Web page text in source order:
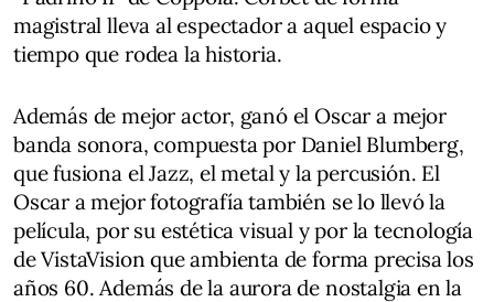
magistral lleva al espectador a aquel espacio y
tiempo que rodea la historia.
Además de mejor actor, ganó el Oscar a mejor
banda sonora, compuesta por Daniel Blumberg,
que fusiona el Jazz, el metal y la percusión. El
Oscar a mejor fotografía también se lo llevó la
película, por su estética visual y por la tecnología
de VistaVision que ambienta de forma precisa los
años 60. Además de la aurora de nostalgia en la